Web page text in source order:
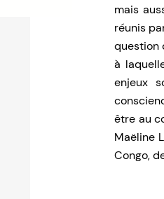
mais
réunis
question
à
enjeux
être au
Maëline
Congo,